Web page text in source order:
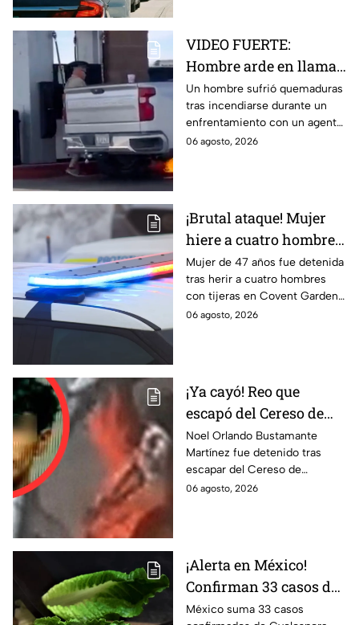
VIDEO FUERTE:
Hombre arde en llamas
tras recibir descarga de
taser de un policía en
plena gasolinera
Un hombre sufrió quemaduras
tras incendiarse durante un
enfrentamiento con un agente
que usó un taser cerca de una
06 agosto, 2026
¡Brutal ataque! Mujer
hiere a cuatro hombres
con unas tijeras
Mujer de 47 años fue detenida
tras herir a cuatro hombres
con tijeras en Covent Garden,
Londres. Autoridades
06 agosto, 2026
¡Ya cayó! Reo que
escapó del Cereso de
Mexicali es detenido
tras operativo hoy 6 de
agosto
Noel Orlando Bustamante
Martínez fue detenido tras
escapar del Cereso de
Mexicali. Autoridades
06 agosto, 2026
¡Alerta en México!
Confirman 33 casos de
Cyclospora; estos
México suma 33 casos